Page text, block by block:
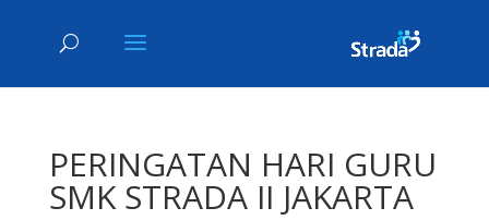
PERINGATAN HARI GURU
SMK STRADA II JAKARTA